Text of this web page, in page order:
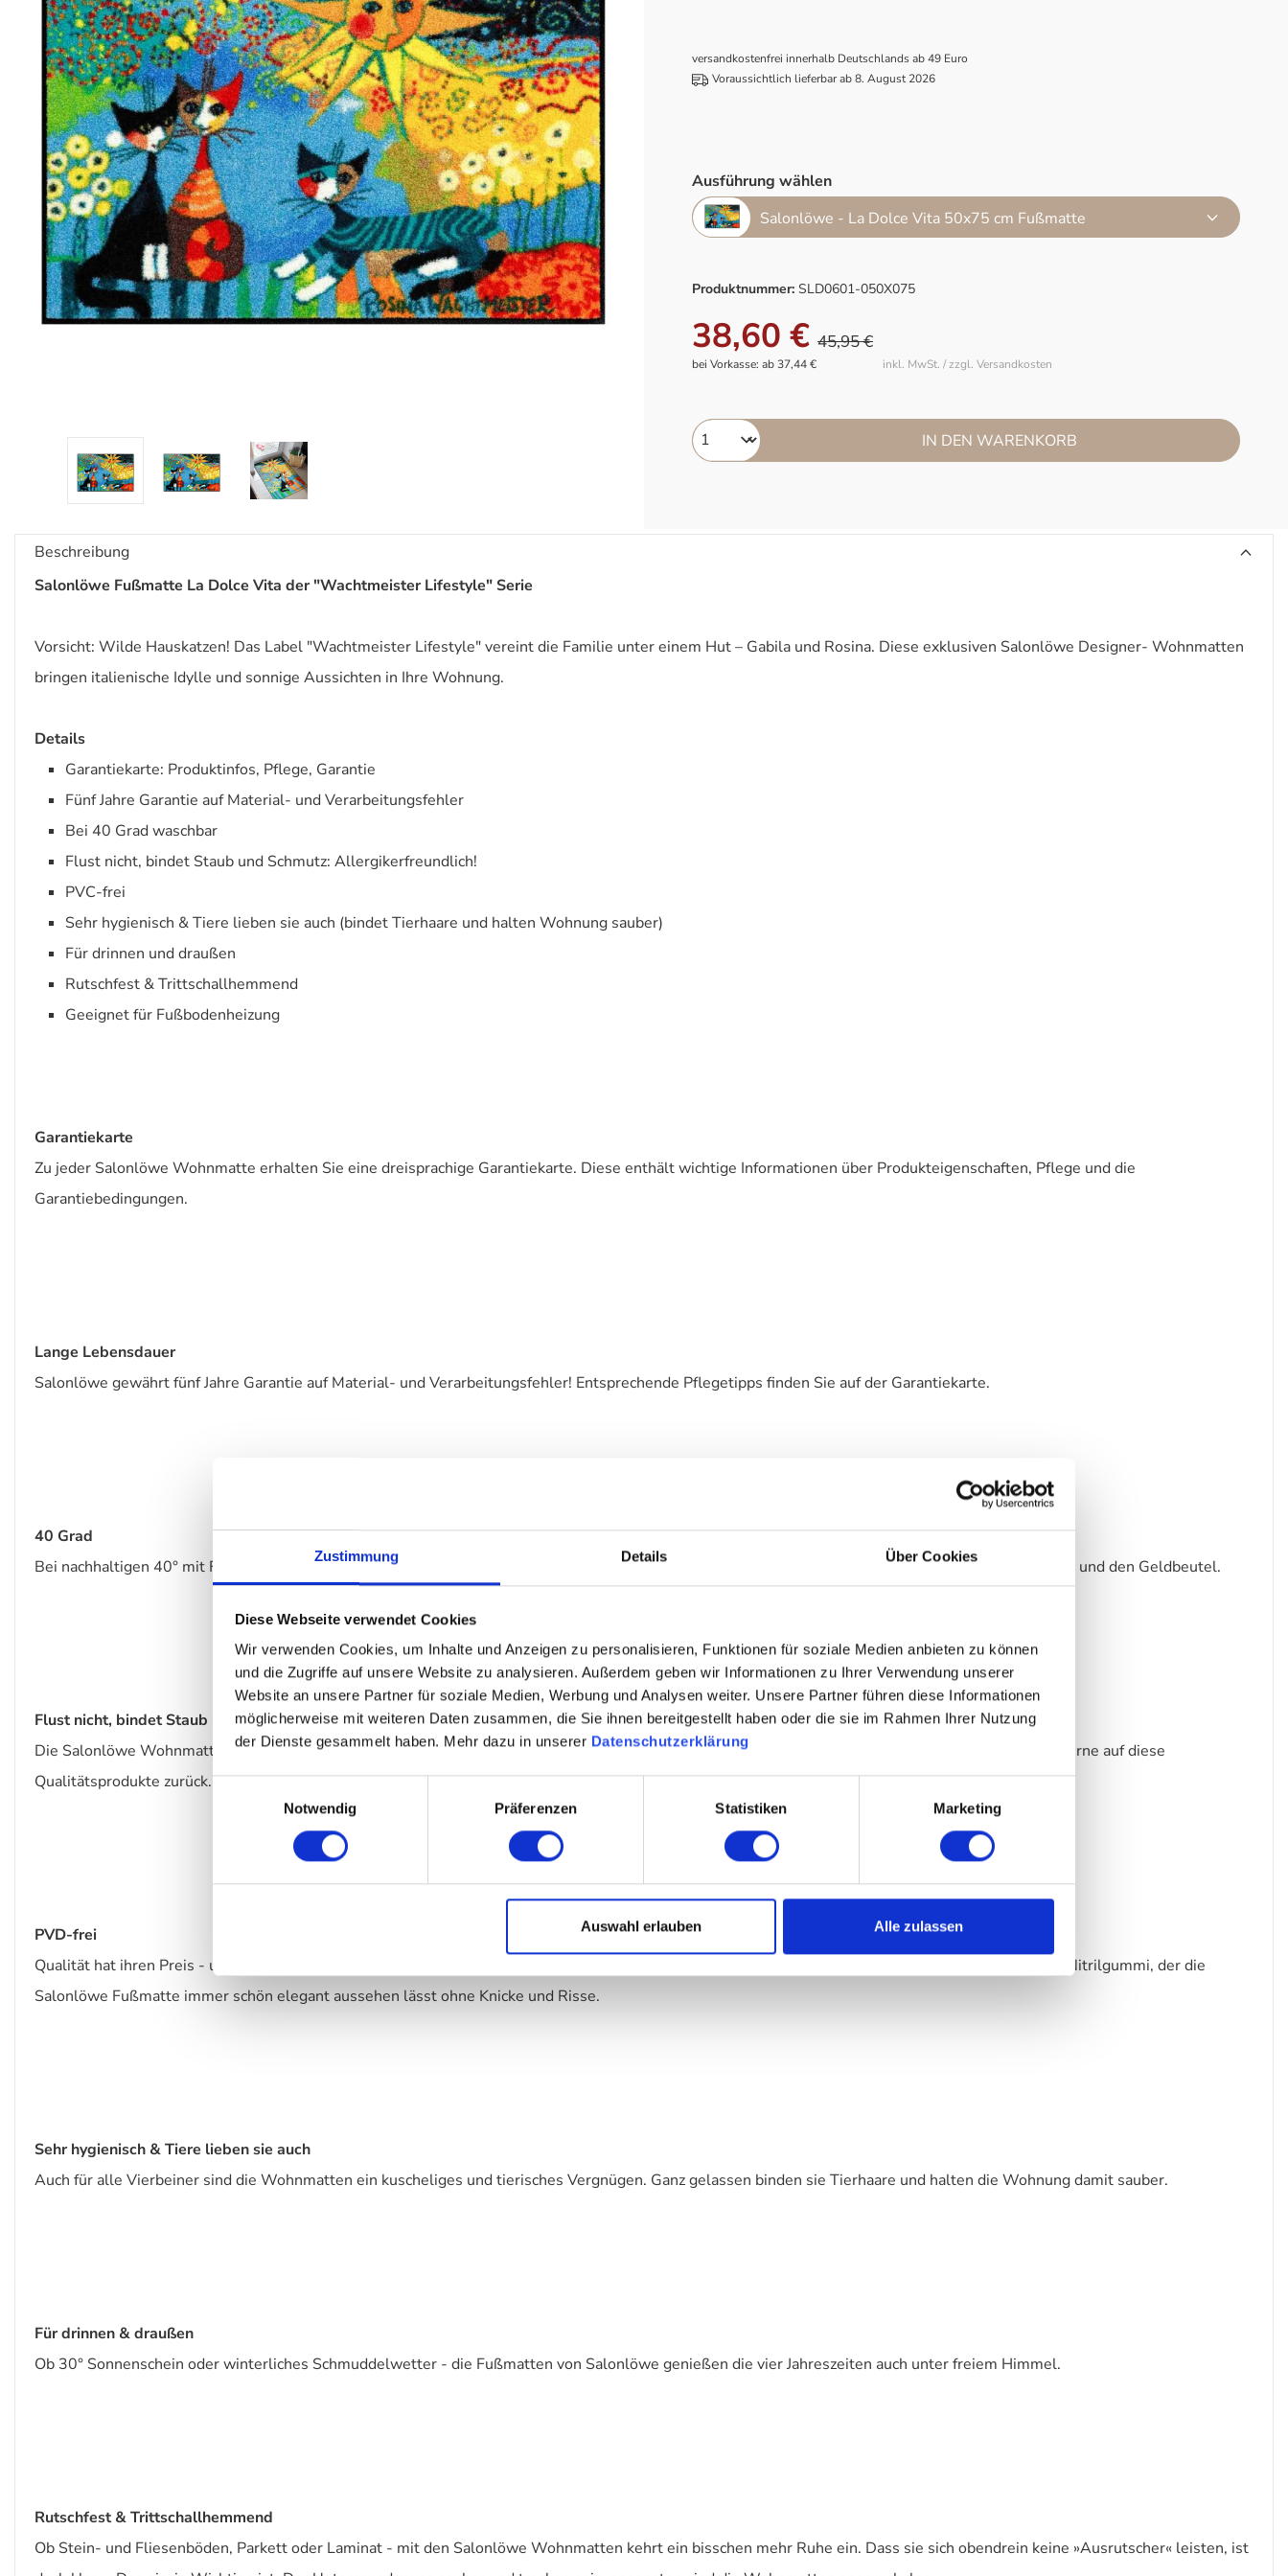
Zustimmung Details Über Cookies
Diese Webseite verwendet Cookies
Wir verwenden Cookies, um Inhalte und Anzeigen zu personalisieren, Funktionen für soziale Medien anbieten zu können
und die Zugriffe auf unsere Website zu analysieren. Außerdem geben wir Informationen zu Ihrer Verwendung unserer
Website an unsere Partner für soziale Medien, Werbung und Analysen weiter. Unsere Partner führen diese Informationen
möglicherweise mit weiteren Daten zusammen, die Sie ihnen bereitgestellt haben oder die sie im Rahmen Ihrer Nutzung
der Dienste gesammelt haben. Mehr dazu in unserer Datenschutzerklärung
Notwendig
Präferenzen Statistiken Marketing
Auswahl erlauben Alle zulassen
versandkostenfrei innerhalb Deutschlands ab 49 Euro
Voraussichtlich lieferbar ab 8. August 2026
Ausführung wählen
Salonlöwe - La Dolce Vita 50x75 cm Fußmatte
Produktnummer: SLD0601-050X075
38,60 € 45,95 €
inkl. MwSt. / zzgl. Versandkosten
bei Vorkasse: ab 37,44 €
IN DEN WARENKORB
Beschreibung
Salonlöwe Fußmatte La Dolce Vita der "Wachtmeister Lifestyle" Serie
Vorsicht: Wilde Hauskatzen! Das Label "Wachtmeister Lifestyle" vereint die Familie unter einem Hut – Gabila und Rosina. Diese exklusiven Salonlöwe Designer- Wohnmatten
bringen italienische Idylle und sonnige Aussichten in Ihre Wohnung.
Details
Garantiekarte: Produktinfos, Pflege, Garantie
Fünf Jahre Garantie auf Material- und Verarbeitungsfehler
Bei 40 Grad waschbar
Flust nicht, bindet Staub und Schmutz: Allergikerfreundlich!
PVC-frei
Sehr hygienisch & Tiere lieben sie auch (bindet Tierhaare und halten Wohnung sauber)
Für drinnen und draußen
Rutschfest & Trittschallhemmend
Geeignet für Fußbodenheizung
Garantiekarte
Zu jeder Salonlöwe Wohnmatte erhalten Sie eine dreisprachige Garantiekarte. Diese enthält wichtige Informationen über Produkteigenschaften, Pflege und die
Garantiebedingungen.
Lange Lebensdauer
Salonlöwe gewährt fünf Jahre Garantie auf Material- und Verarbeitungsfehler! Entsprechende Pflegetipps finden Sie auf der Garantiekarte.
40 Grad
Bei nachhaltigen 40° mit Feinwaschmittel separat gewaschen, an der Luft getrocknet und die Wohnmatte ist wieder wie neu. Das schont die Umwelt - und den Geldbeutel.
Flust nicht, bindet Staub und Schmutz: Allergikerfreundlich!
Die Salonlöwe Wohnmatten ziehen Staub und Schmutz wie ein Magnet an und verbessern damit das Raumklima. Gerade Allergiker greifen deshalb gerne auf diese
Qualitätsprodukte zurück.
PVD-frei
Qualität hat ihren Preis - und der zahlt sich langfristig aus. Der hochwertige Flor ist aus streichelweichem 100% Polyamid und der Rücken aus 100% Nitrilgummi, der die
Salonlöwe Fußmatte immer schön elegant aussehen lässt ohne Knicke und Risse.
Sehr hygienisch & Tiere lieben sie auch
Auch für alle Vierbeiner sind die Wohnmatten ein kuscheliges und tierisches Vergnügen. Ganz gelassen binden sie Tierhaare und halten die Wohnung damit sauber.
Für drinnen & draußen
Ob 30° Sonnenschein oder winterliches Schmuddelwetter - die Fußmatten von Salonlöwe genießen die vier Jahreszeiten auch unter freiem Himmel.
Rutschfest & Trittschallhemmend
Ob Stein- und Fliesenböden, Parkett oder Laminat - mit den Salonlöwe Wohnmatten kehrt ein bisschen mehr Ruhe ein. Dass sie sich obendrein keine »Ausrutscher« leisten, ist